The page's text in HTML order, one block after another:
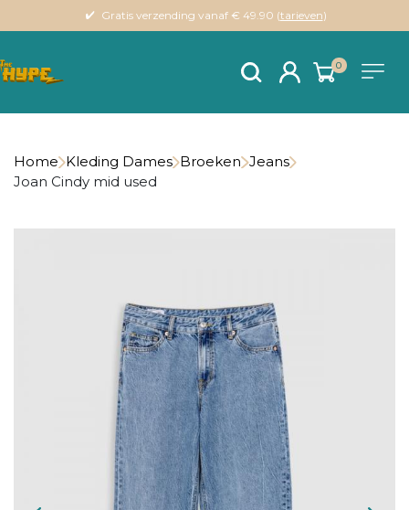
Gratis verzending vanaf € 49.90 (tarieven)
0
Home Kleding Dames Broeken Jeans
Joan Cindy mid used